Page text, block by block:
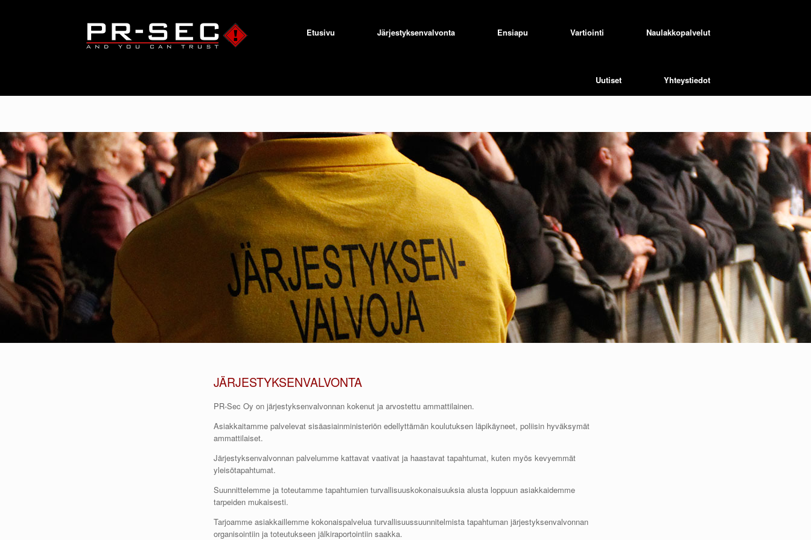
Etusivu Järjestyksenvalvonta Ensiapu Vartiointi Naulakkopalvelut
Uutiset Yhteystiedot
JÄRJESTYKSENVALVONTA
PR-Sec Oy on järjestyksenvalvonnan kokenut ja arvostettu ammattilainen.
Asiakkaitamme palvelevat sisäasiainministeriön edellyttämän koulutuksen läpikäyneet, poliisin hyväksymät
ammattilaiset.
Järjestyksenvalvonnan palvelumme kattavat vaativat ja haastavat tapahtumat, kuten myös kevyemmät
yleisötapahtumat.
Suunnittelemme ja toteutamme tapahtumien turvallisuuskokonaisuuksia alusta loppuun asiakkaidemme
tarpeiden mukaisesti.
Tarjoamme asiakkaillemme kokonaispalvelua turvallisuussuunnitelmista tapahtuman järjestyksenvalvonnan
organisointiin ja toteutukseen jälkiraportointiin saakka.